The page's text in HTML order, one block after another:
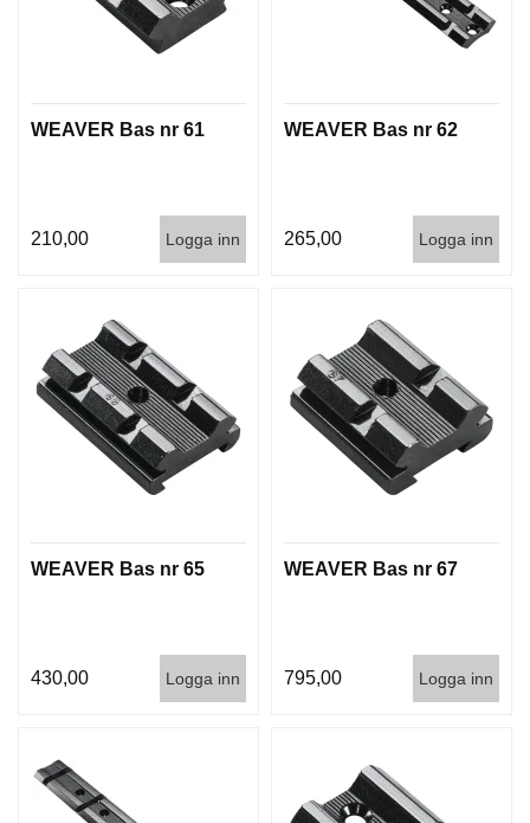
WEAVER Bas nr 61
210,00 Logga inn
WEAVER Bas nr 62
265,00 Logga inn
WEAVER Bas nr 65
430,00 Logga inn
WEAVER Bas nr 67
795,00 Logga inn